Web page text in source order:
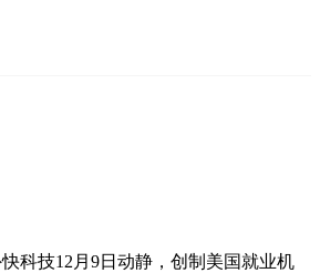
科技12月9日动静，创制美国就业机